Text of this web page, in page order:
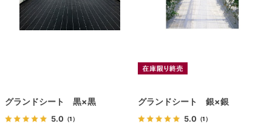
グランドシート 黒×黒
5.0 （1）
グランドシート 銀×銀
5.0 （1）